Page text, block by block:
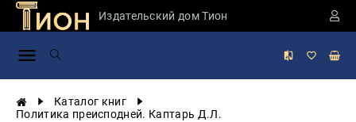
Издательский дом Тион
Каталог книг
Политика преисподней. Каптарь Д.Л.
Занимательная
России